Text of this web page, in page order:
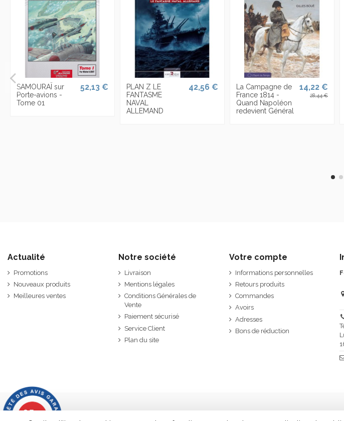
SAMOURAÏ sur
Porte-avions -
Tome 01
52,13 €
PLAN Z LE
FANTASME
NAVAL
ALLEMAND
42,56 €
La Campagne de
France 1814 -
Quand Napoléon
redevient Général
14,22 €
28,44 €
Actualité
Promotions
Nouveaux produits
Meilleures ventes
Notre société
Livraison
Mentions légales
Conditions Générales de
Vente
Paiement sécurisé
Service Client
Plan du site
Votre compte
Informations personnelles
Retours produits
Commandes
Avoirs
Adresses
Bons de réduction
9.7